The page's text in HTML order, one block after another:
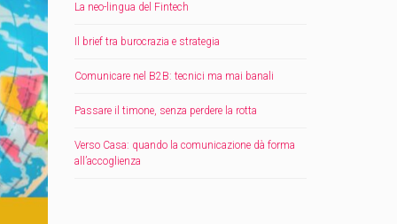
La neo-lingua del Fintech
Il brief tra burocrazia e strategia
Comunicare nel B2B: tecnici ma mai banali
Passare il timone, senza perdere la rotta
Verso Casa: quando la comunicazione dà forma
all’accoglienza